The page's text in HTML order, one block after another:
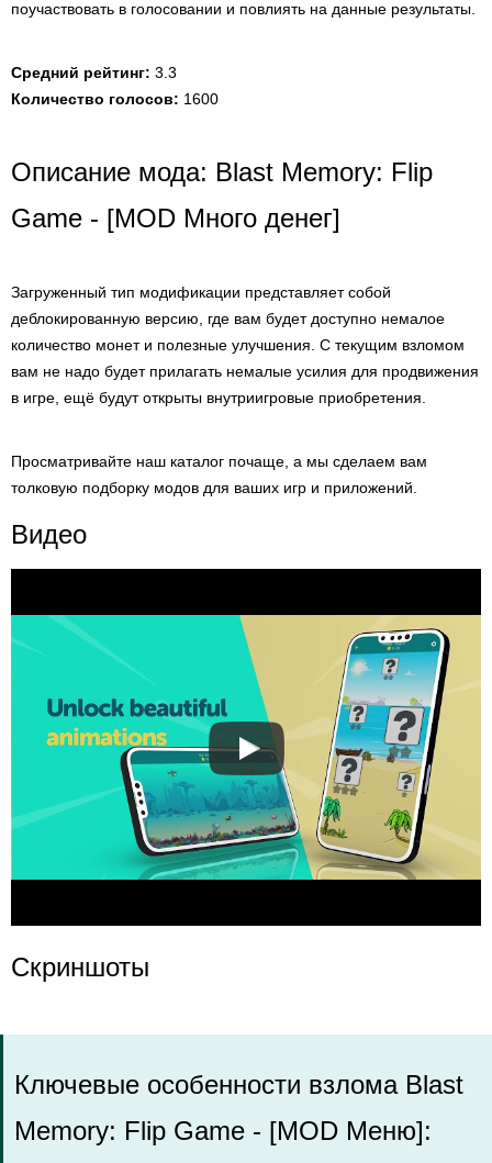
поучаствовать в голосовании и повлиять на данные результаты.
Средний рейтинг: 3.3
Количество голосов: 1600
Описание мода: Blast Memory: Flip
Game - [MOD Много денег]
Загруженный тип модификации представляет собой
деблокированную версию, где вам будет доступно немалое
количество монет и полезные улучшения. С текущим взломом
вам не надо будет прилагать немалые усилия для продвижения
в игре, ещё будут открыты внутриигровые приобретения.
Просматривайте наш каталог почаще, а мы сделаем вам
толковую подборку модов для ваших игр и приложений.
Видео
Скриншоты
Ключевые особенности взлома Blast
Memory: Flip Game - [MOD Меню]: